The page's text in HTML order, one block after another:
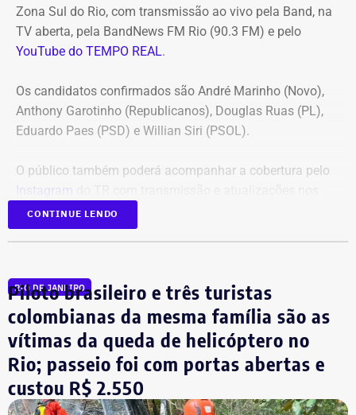
Zona Sul do Rio, com transmissão ao vivo pela Band, na
TV aberta, pela BandNews FM Rio (90.3 FM) e pelo
YouTube do TEMPO REAL.
Os candidatos confirmados são André Marinho (Novo),
Anthony Garotinho (Republicanos), Douglas Ruas (PL),
Eduardo Paes (PSD) e Willian Siri (PSOL).
O público também poderá acompanhar a cobertura pelo
Instagram
Stories.
naquele época a cobertura eleitoral para além da capital.
Cobertura especial começa antes do
debate
A partir das 19h, tem início a pré-transmissão no
CONTINUE LENDO
RIO DE JANEIRO
Piloto brasileiro e três turistas
colombianas da mesma família são as
vítimas da queda de helicóptero no
Rio; passeio foi com portas abertas e
custou R$ 2.550